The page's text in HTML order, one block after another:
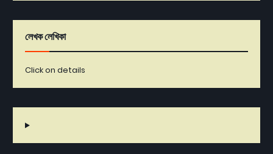
লেখক লেখিকা
Click on details